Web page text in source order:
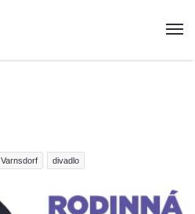
Varnsdorf divadlo